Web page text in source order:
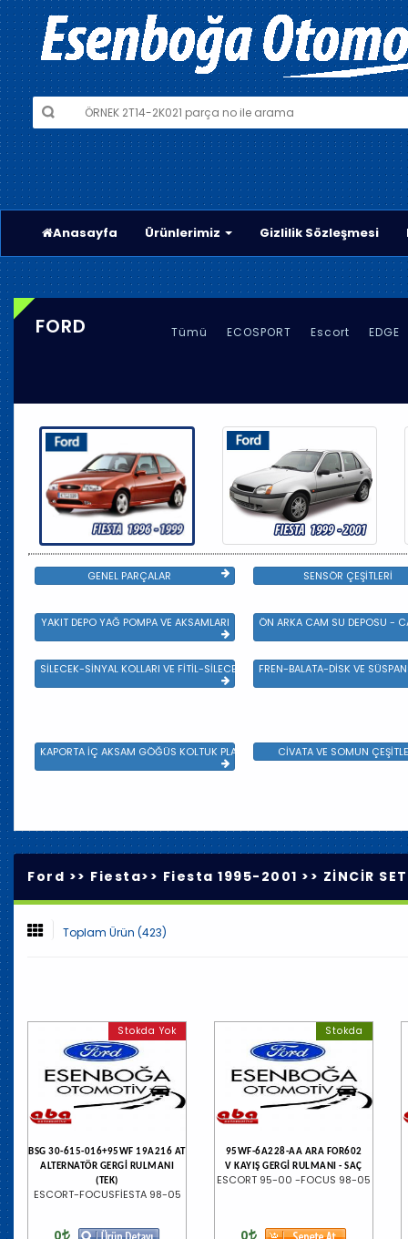
Anasayfa Ürünlerimiz Gizlilik Sözleşmesi
FORD Tümü ECOSPORT Escort EDGE
GENEL PARÇALAR SENSÖR ÇEŞİTLERİ
YAKIT DEPO YAĞ POMPA VE AKSAMLARI ÖN ARKA CAM SU DEPOSU -
SİLECEK-SİNYAL KOLLARI VE FİTİL-SİLECEK ÇEŞİTLERİFREN-BALATA-DİSK VE
KAPORTA İÇ AKSAM GÖĞÜS KOLTUK PLASTİK VE SAC AKSAM
CİVATA VE SOMUN
Ford >> Fiesta>> Fiesta 1995-2001 >> ZİNCİR
Toplam Ürün (423)
Stokda Yok
BSG 30-615-016+95WF 19A216 AT
ALTERNATÖR GERGİ RULMANI
(TEK)
ESCORT-FOCUSFİESTA 98-05
0
Stokda
95WF-6A228-AA ARA FOR602
V KAYIŞ GERGİ RULMANI - SAÇ
ESCORT 95-00 -FOCUS 98-05
0